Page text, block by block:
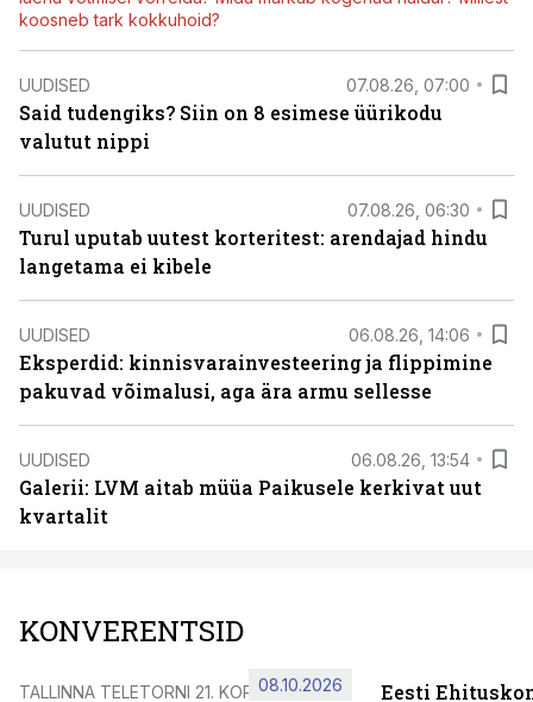
koosneb tark kokkuhoid?
UUDISED 07.08.26, 07:00
Said tudengiks? Siin on 8 esimese üürikodu
valutut nippi
UUDISED 07.08.26, 06:30
Turul uputab uutest korteritest: arendajad hindu
langetama ei kibele
UUDISED 06.08.26, 14:06
Eksperdid: kinnisvarainvesteering ja flippimine
pakuvad võimalusi, aga ära armu sellesse
UUDISED 06.08.26, 13:54
Galerii: LVM aitab müüa Paikusele kerkivat uut
kvartalit
KONVERENTSID
TALLINNA TELETORNI 21. KORRUSEL
08.10.2026 Eesti